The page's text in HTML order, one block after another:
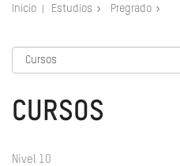
Inicio Estudios Pregrado
CURSOS
Nivel 10